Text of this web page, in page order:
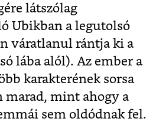
látszólag
Ubikban a legutolsó
váratlanul rántja ki a
lába alól). Az ember a
karakterének sorsa
marad, mint ahogy a
sem oldódnak fel.